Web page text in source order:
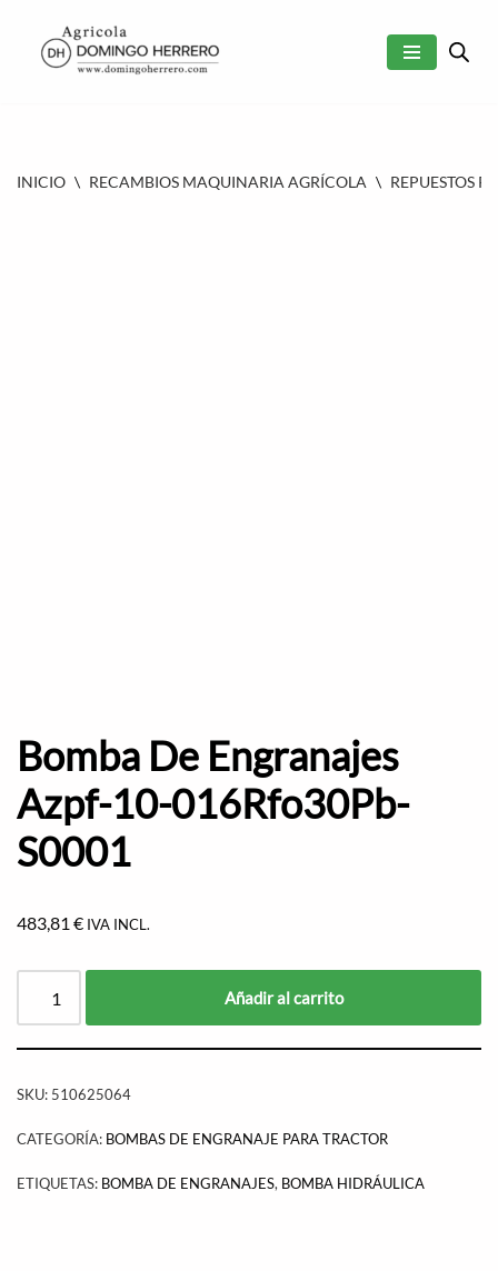
SALTAR
INICIO \ RECAMBIOS MAQUINARIA AGRÍCOLA \ REPUESTOS
Bomba De Engranajes
Azpf-10-016Rfo30Pb-
S0001
483,81 € IVA INCL.
Añadir al carrito
SKU: 510625064
CATEGORÍA: BOMBAS DE ENGRANAJE PARA TRACTOR
ETIQUETAS: BOMBA DE ENGRANAJES, BOMBA HIDRÁULICA